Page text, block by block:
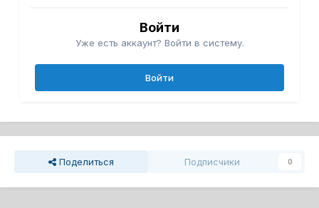
Войти
Уже есть аккаунт? Войти в систему.
Войти
Поделиться Подписчики 0